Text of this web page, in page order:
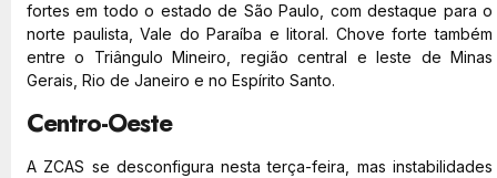
fortes em todo o estado de São Paulo, com destaque para o
norte paulista, Vale do Paraíba e litoral. Chove forte também
entre o Triângulo Mineiro, região central e leste de Minas
Gerais, Rio de Janeiro e no Espírito Santo.
Centro-Oeste
A ZCAS se desconfigura nesta terça-feira, mas instabilidades